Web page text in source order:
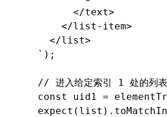
        </text>
      </list-item>
    </list>
  `
);
// 进入给定索引 1 处的列
  const
uid1 =
  expect
(list)